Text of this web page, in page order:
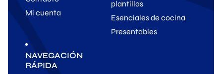
Mi cuenta
plantillas
Esenciales de cocina
Presentables
NAVEGACIÓN
RÁPIDA